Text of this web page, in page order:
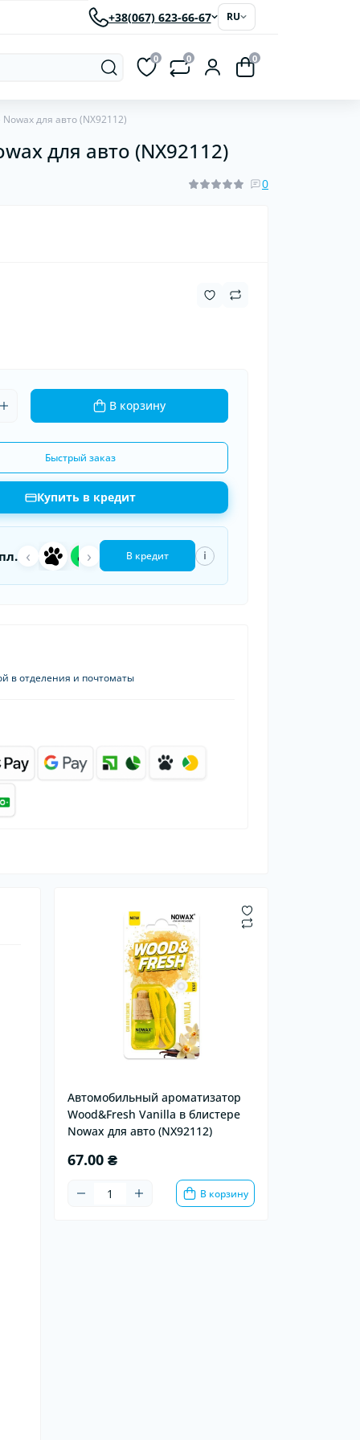
+38(067) 623-66-67 RU
Светодиодные автолампы
шин
устройства
0 0 0
для авто (NX92112)
для авто (NX92112)
0
В корзину
Быстрый заказ
Купить в кредит
‹ a П
› В кредит i
в отделения и почтоматы
Автомобильный ароматизатор
Wood&Fresh Vanilla в блистере
Nowax для авто (NX92112)
67.00 ₴
В корзину